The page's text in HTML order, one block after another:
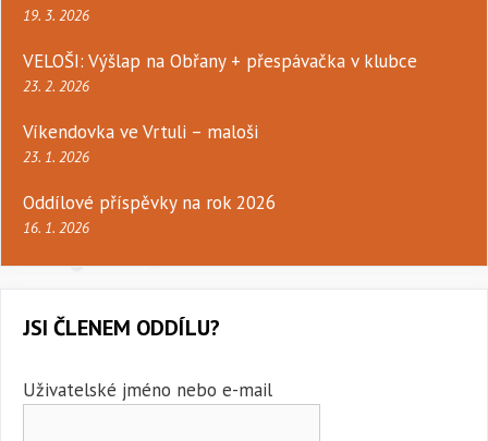
19. 3. 2026
VELOŠI: Výšlap na Obřany + přespávačka v klubce
23. 2. 2026
Víkendovka ve Vrtuli – maloši
23. 1. 2026
Oddílové příspěvky na rok 2026
16. 1. 2026
JSI ČLENEM ODDÍLU?
Uživatelské jméno nebo e-mail